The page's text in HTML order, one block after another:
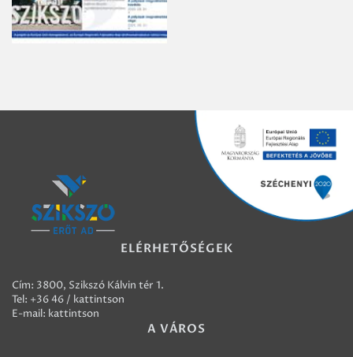
ELÉRHETŐSÉGEK
Cím: 3800, Szikszó Kálvin tér 1.
Tel: +36 46 / kattintson
E-mail: kattintson
A VÁROS